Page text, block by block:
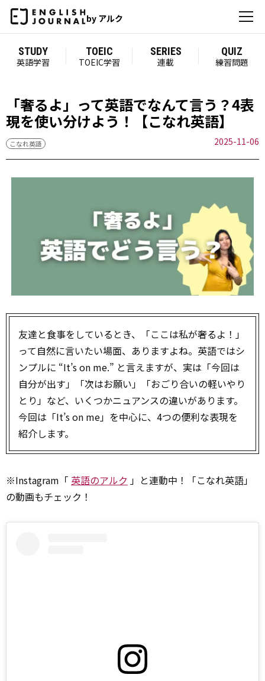
by アルク
STUDY
英語学習
TOEIC
TOEIC学習
SERIES
連載
QUIZ
練習問題
「奢るよ」って英語でなんて言う？4表
現を使い分けよう！【こなれ英語】
こなれ英語 2025-11-06
友達と食事をしているとき、「ここは私が奢るよ！」
って自然に言いたい場面、ありますよね。英語ではシ
ンプルに “It’s on me.” と言えますが、実は「今回は
自分が出す」「次はお願い」「おごり合いの軽いやり
とり」など、いくつかニュアンスの違いがあります。
今回は「It’s on me」を中心に、4つの便利な表現を
紹介します。
※Instagram「 英語のアルク 」と連動中！「こなれ英語」
の動画もチェック！